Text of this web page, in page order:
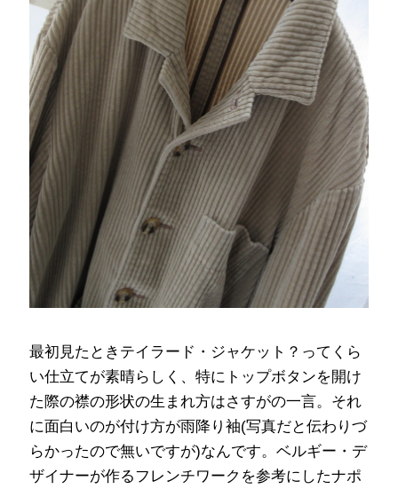
最初見たときテイラード・ジャケット？ってくら
い仕立てが素晴らしく、特にトップボタンを開け
た際の襟の形状の生まれ方はさすがの一言。それ
に面白いのが付け方が雨降り袖(写真だと伝わりづ
らかったので無いですが)なんです。ベルギー・デ
ザイナーが作るフレンチワークを参考にしたナポ